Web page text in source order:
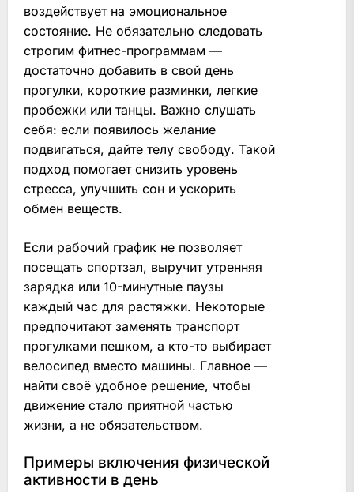
воздействует на эмоциональное
состояние. Не обязательно следовать
строгим фитнес-программам —
достаточно добавить в свой день
прогулки, короткие разминки, легкие
пробежки или танцы. Важно слушать
себя: если появилось желание
подвигаться, дайте телу свободу. Такой
подход помогает снизить уровень
стресса, улучшить сон и ускорить
обмен веществ.
Если рабочий график не позволяет
посещать спортзал, выручит утренняя
зарядка или 10-минутные паузы
каждый час для растяжки. Некоторые
предпочитают заменять транспорт
прогулками пешком, а кто-то выбирает
велосипед вместо машины. Главное —
найти своё удобное решение, чтобы
движение стало приятной частью
жизни, а не обязательством.
Примеры включения физической
активности в день